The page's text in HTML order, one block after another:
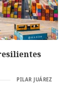
PILAR JUÁREZ